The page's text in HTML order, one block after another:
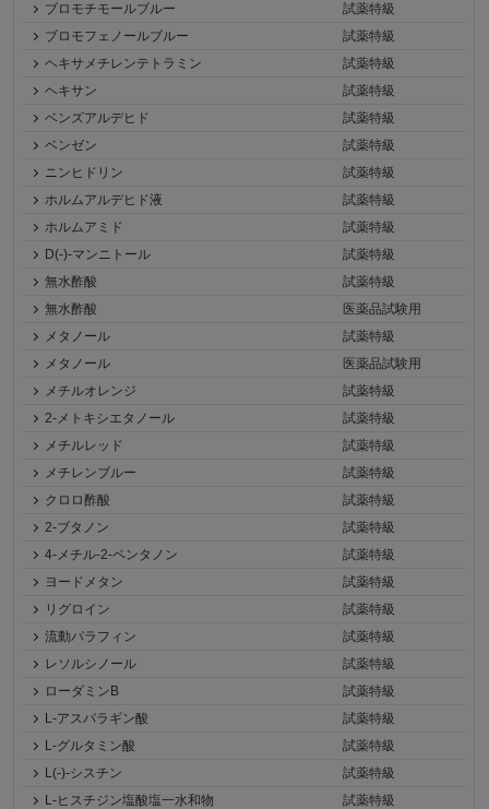
ブロモチモールブルー
試薬特級
ブロモフェノールブルー
試薬特級
ヘキサメチレンテトラミン
試薬特級
ヘキサン
試薬特級
ベンズアルデヒド
試薬特級
ベンゼン
試薬特級
ニンヒドリン
試薬特級
ホルムアルデヒド液
試薬特級
ホルムアミド
試薬特級
D(-)-マンニトール
試薬特級
無水酢酸
試薬特級
無水酢酸
医薬品試験用
メタノール
試薬特級
メタノール
医薬品試験用
メチルオレンジ
試薬特級
2-メトキシエタノール
試薬特級
メチルレッド
試薬特級
メチレンブルー
試薬特級
クロロ酢酸
試薬特級
2-ブタノン
試薬特級
4-メチル-2-ペンタノン
試薬特級
ヨードメタン
試薬特級
リグロイン
試薬特級
流動パラフィン
試薬特級
レソルシノール
試薬特級
ローダミンB
試薬特級
L-アスパラギン酸
試薬特級
L-グルタミン酸
試薬特級
L(-)-シスチン
試薬特級
L-ヒスチジン塩酸塩一水和物
試薬特級